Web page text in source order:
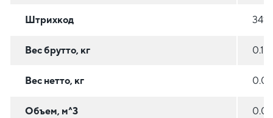
Штрихкод
Вес брутто, кг
Вес нетто, кг
Объем, м^3